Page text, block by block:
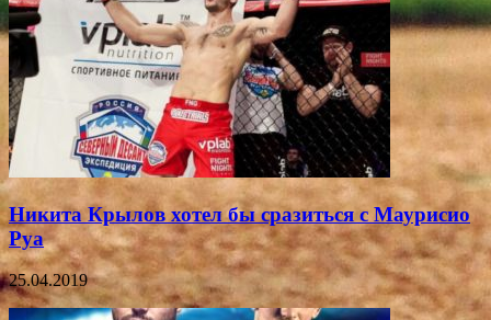
Никита Крылов хотел бы сразиться с Маурисио
Руа
25.04.2019